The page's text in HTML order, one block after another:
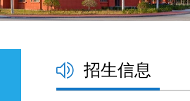
招生信息